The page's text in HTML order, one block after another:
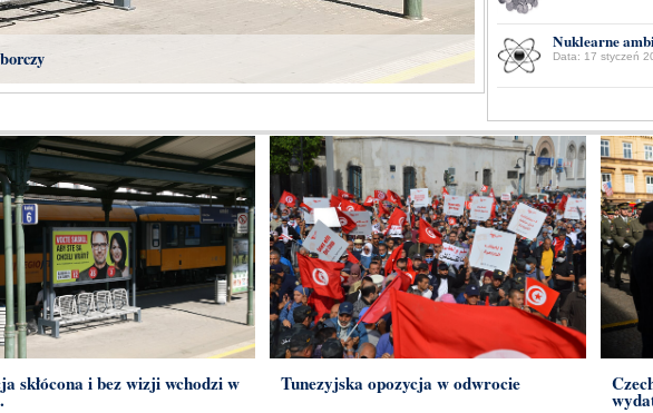
Nuklearne
Data: 17 styczeń
skłócona i bez wizji wchodzi w Tunezyjska opozycja w odwrocie